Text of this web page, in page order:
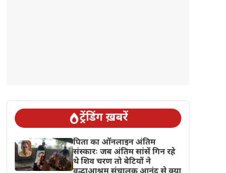
ट्रेंडिंग ख़बरें
पिता का ऑनलाइन अंतिम
संस्कारः जब अंतिम सांसें गिन रहे
थे शिव चरण तो बेटियों ने